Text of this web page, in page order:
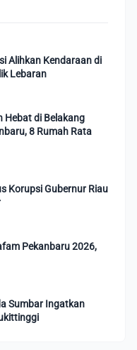
Alihkan Kendaraan di
Lebaran
Hebat di Belakang
8 Rumah Rata
Korupsi Gubernur Riau
Pekanbaru 2026,
Sumbar Ingatkan